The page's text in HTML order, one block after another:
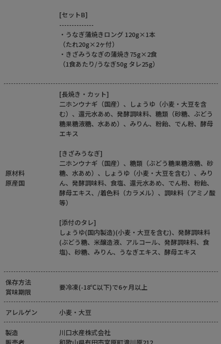
[セットB]
--------------
・うなぎ蒲焼きロング 120g×1本
（たれ20g×2ヶ付）
・きざみうなぎの蒲焼き75g×2食
（1食あたり/うなぎ50g タレ25g）
原材料
原産国
[長焼き・カット]
二ホンウナギ（国産）、しょうゆ（小麦・大豆を含
む）、還元水あめ、発酵調味料、糖類（砂糖、ぶどう
糖果糖液糖、水あめ）、みりん、粉飴、でん粉、酵母
エキス
[きざみうなぎ]
二ホンウナギ（国産）、糖類（ぶどう糖果糖液糖、砂
糖、水あめ）、しょうゆ（小麦・大豆を含む）、みり
ん、発酵調味料、食塩、還元水あめ、でん粉、粉飴、
酵母エキス、/着色料（カラメル）、調味料（アミノ酸
等）
[添付のタレ]
しょうゆ(国内製造)(小麦・大豆を含む)、発酵調味料
(ぶどう糖、米醸造液、アルコール、発酵調味料、食
塩)、砂糖、みりん、うなぎエキス、酵母エキス
保存方法
賞味期限
要冷凍(-18℃以下)で6ヶ月以上
アレルゲン 小麦・大豆
製造
販売者
川口水産株式会社
和歌山県有田市宮原町滝川原212